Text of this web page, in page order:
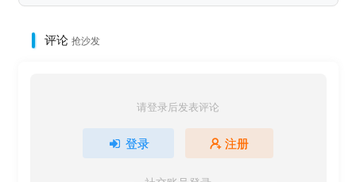
评论 抢沙发
请登录后发表评论
登录 注册